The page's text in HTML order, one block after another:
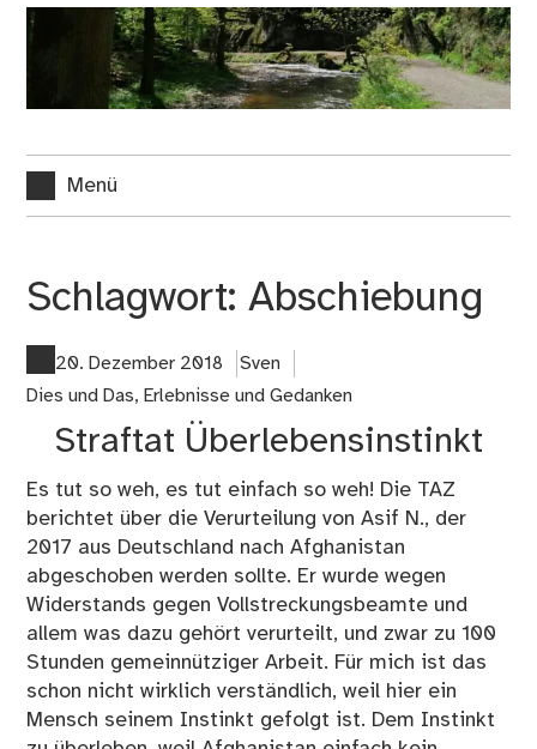
Menü
Schlagwort:Abschiebung
20. Dezember 2018
Sven
Dies und Das, Erlebnisse und Gedanken
Straftat Überlebensinstinkt
Es tut so weh, es tut einfach so weh! Die TAZ
berichtet über die Verurteilung von Asif N., der
2017 aus Deutschland nach Afghanistan
abgeschoben werden sollte. Er wurde wegen
Widerstands gegen Vollstreckungsbeamte und
allem was dazu gehört verurteilt, und zwar zu 100
Stunden gemeinnütziger Arbeit. Für mich ist das
schon nicht wirklich verständlich, weil hier ein
Mensch seinem Instinkt gefolgt ist. Dem Instinkt